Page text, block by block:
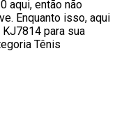
aqui, então não
Enquanto isso, aqui
para sua
Tênis